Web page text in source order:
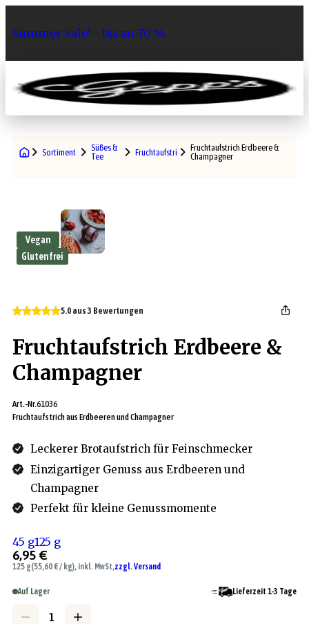
Summer Sale¹– bis zu 70 %
0
Sortiment
Süßes &
Tee
Fruchtaufstriche Fruchtaufstrich Erdbeere &
Champagner
Vegan
Glutenfrei
5.0 aus 3 Bewertungen
Fruchtaufstrich Erdbeere &
Champagner
Art.-Nr.61036
Fruchtaufstrich aus Erdbeeren und Champagner
Leckerer Brotaufstrich für Feinschmecker
Einzigartiger Genuss aus Erdbeeren und
Champagner
Perfekt für kleine Genussmomente
45 g125 g
6,95 €
125 g(55,60 € / kg), inkl. MwSt,zzgl. Versand
Auf Lager Lieferzeit 1-3 Tage